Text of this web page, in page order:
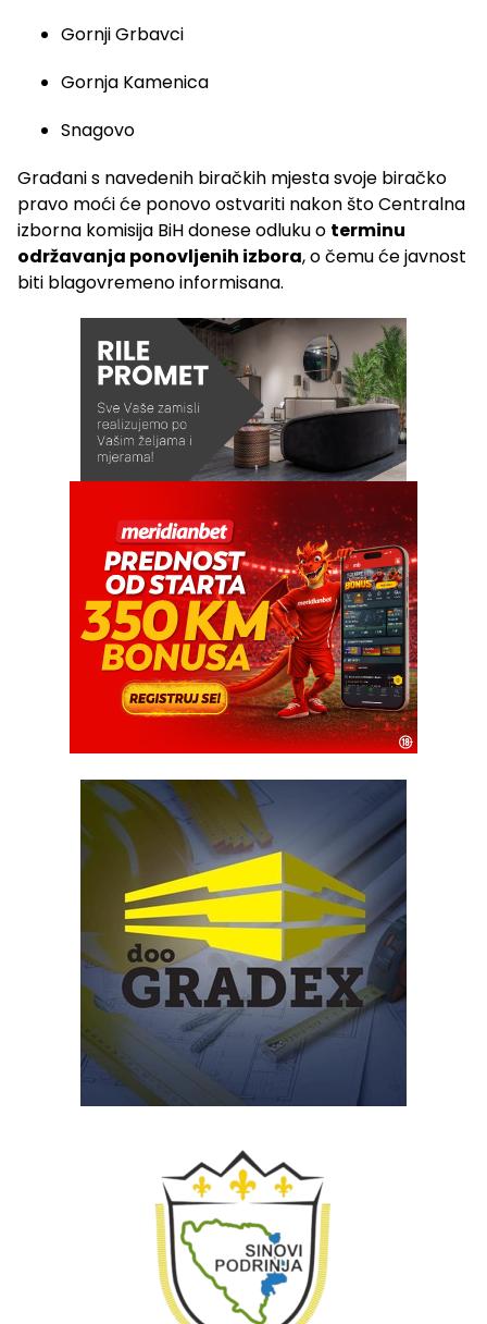
Gornji Grbavci
Gornja Kamenica
Snagovo
Građani s navedenih biračkih mjesta svoje biračko
pravo moći će ponovo ostvariti nakon što Centralna
izborna komisija BiH donese odluku o terminu
održavanja ponovljenih izbora, o čemu će javnost
biti blagovremeno informisana.